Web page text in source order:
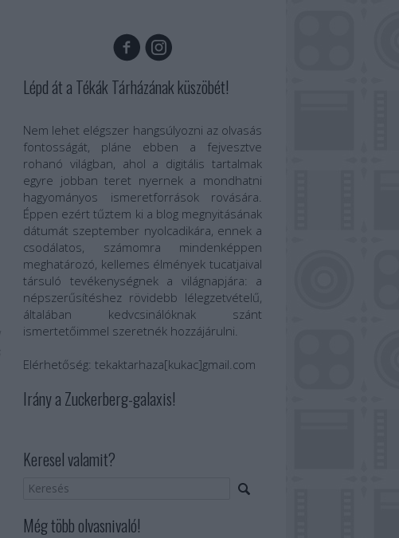
Lépd át a Tékák Tárházának küszöbét!
Nem lehet elégszer hangsúlyozni az olvasás
fontosságát, pláne ebben a fejvesztve
rohanó világban, ahol a digitális tartalmak
egyre jobban teret nyernek a mondhatni
hagyományos ismeretforrások rovására.
Éppen ezért tűztem ki a blog megnyitásának
dátumát szeptember nyolcadikára, ennek a
csodálatos, számomra mindenképpen
meghatározó, kellemes élmények tucatjaival
társuló tevékenységnek a világnapjára: a
népszerűsítéshez rövidebb lélegzetvételű,
általában kedvcsinálóknak szánt
ismertetőimmel szeretnék hozzájárulni.
Elérhetőség: tekaktarhaza[kukac]gmail.com
Irány a Zuckerberg-galaxis!
Keresel valamit?
Még több olvasnivaló!